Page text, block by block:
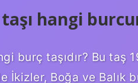
hangi
burç taşıdır? Bu taş
İkizler, Boğa ve Balık